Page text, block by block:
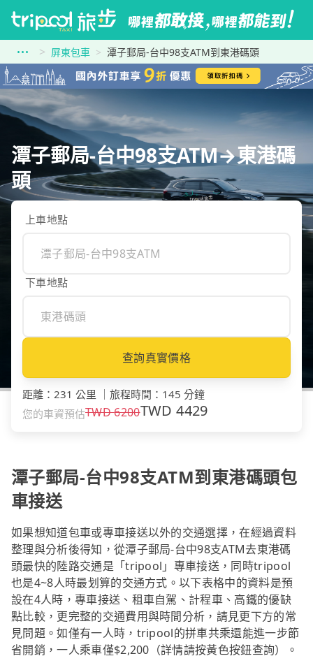
屏東包車 潭子郵局-台中98支ATM到東港碼頭
潭子郵局-台中98支ATM→東港碼
頭
上車地點
下車地點
查詢真實價格
距離 ： 231 公里 ｜ 旅程時間 ： 145 分鐘
您的車資預估TWD6200TWD4429
潭子郵局-台中98支ATM到東港碼頭包
車接送
如果想知道包車或專車接送以外的交通選擇，在經過資料
整理與分析後得知，從潭子郵局-台中98支ATM去東港碼
頭最快的陸路交通是「tripool」專車接送，同時tripool
也是4~8人時最划算的交通方式。以下表格中的資料是預
設在4人時，專車接送、租車自駕、計程車、高鐵的優缺
點比較，更完整的交通費用與時間分析，請見更下方的常
見問題。如僅有一人時，tripool的拼車共乘還能進一步節
省開銷，一人乘車僅$2,200（詳情請按黃色按鈕查詢）。